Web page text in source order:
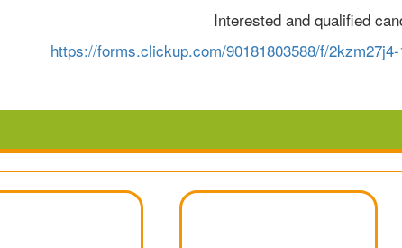
Interested and qualified
https://forms.clickup.com/90181803588/f/